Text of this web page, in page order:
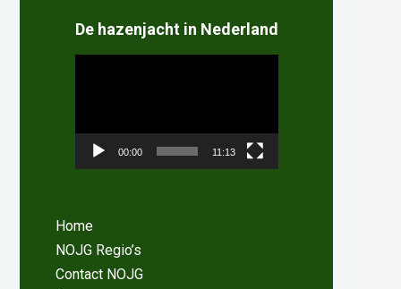
De hazenjacht in Nederland
00:00 11:13
Home
NOJG Regio’s
Contact NOJG